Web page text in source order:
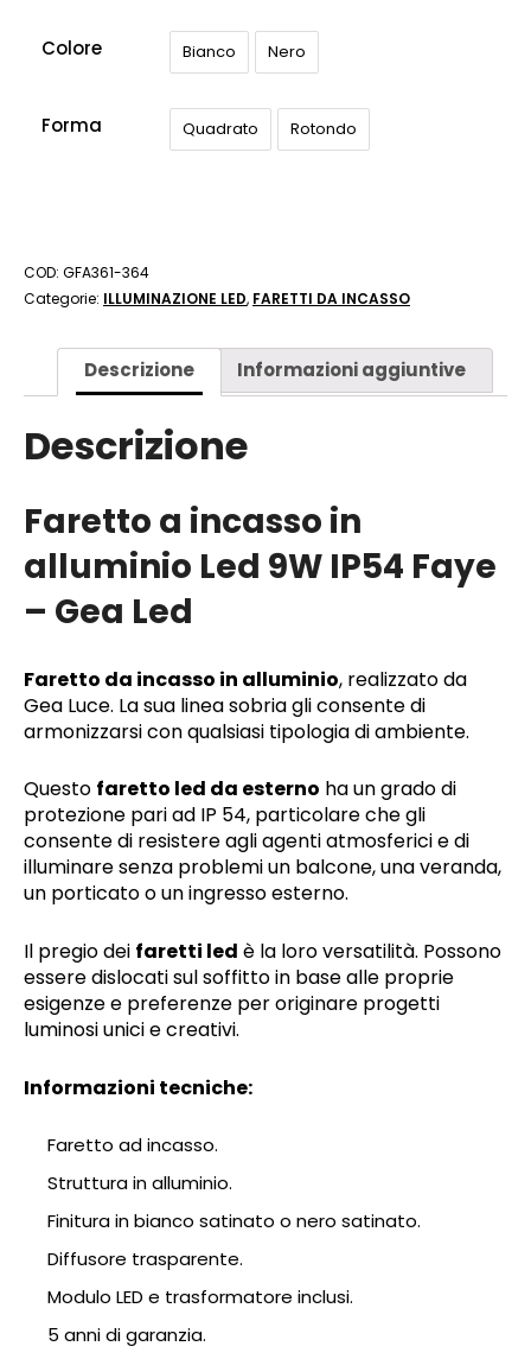
Colore Bianco Nero
Forma Quadrato Rotondo
COD: GFA361-364
Categorie: ILLUMINAZIONE LED, FARETTI DA INCASSO
Descrizione Informazioni aggiuntive
Descrizione
Faretto a incasso in
alluminio Led 9W IP54 Faye
– Gea Led
Faretto da incasso in alluminio, realizzato da
Gea Luce. La sua linea sobria gli consente di
armonizzarsi con qualsiasi tipologia di ambiente.
Questo faretto led da esterno ha un grado di
protezione pari ad IP 54, particolare che gli
consente di resistere agli agenti atmosferici e di
illuminare senza problemi un balcone, una veranda,
un porticato o un ingresso esterno.
Il pregio dei faretti led è la loro versatilità. Possono
essere dislocati sul soffitto in base alle proprie
esigenze e preferenze per originare progetti
luminosi unici e creativi.
Informazioni tecniche:
Faretto ad incasso.
Struttura in alluminio.
Finitura in bianco satinato o nero satinato.
Diffusore trasparente.
Modulo LED e trasformatore inclusi.
5 anni di garanzia.